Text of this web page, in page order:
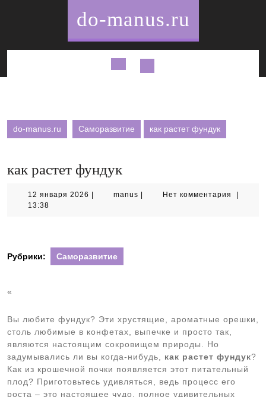
do-manus.ru
Кнопка
do-manus.ru Саморазвитие как растет фундук
как растет фундук
12 января 2026 12
manus manus Нет комментария
13:38
Рубрики: Саморазвитие
«
Вы любите фундук? Эти хрустящие, ароматные орешки,
столь любимые в конфетах, выпечке и просто так,
являются настоящим сокровищем природы. Но
задумывались ли вы когда-нибудь, как растет фундук?
Как из крошечной почки появляется этот питательный
плод? Приготовьтесь удивляться, ведь процесс его
роста – это настоящее чудо, полное удивительных